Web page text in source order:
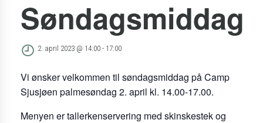
Søndagsmiddag
2. april 2023 @ 14:00 - 17:00
Vi ønsker velkommen til søndagsmiddag på Camp
Sjusjøen palmesøndag 2. april kl. 14.00-17.00.
Menyen er tallerkenservering med skinskestek og